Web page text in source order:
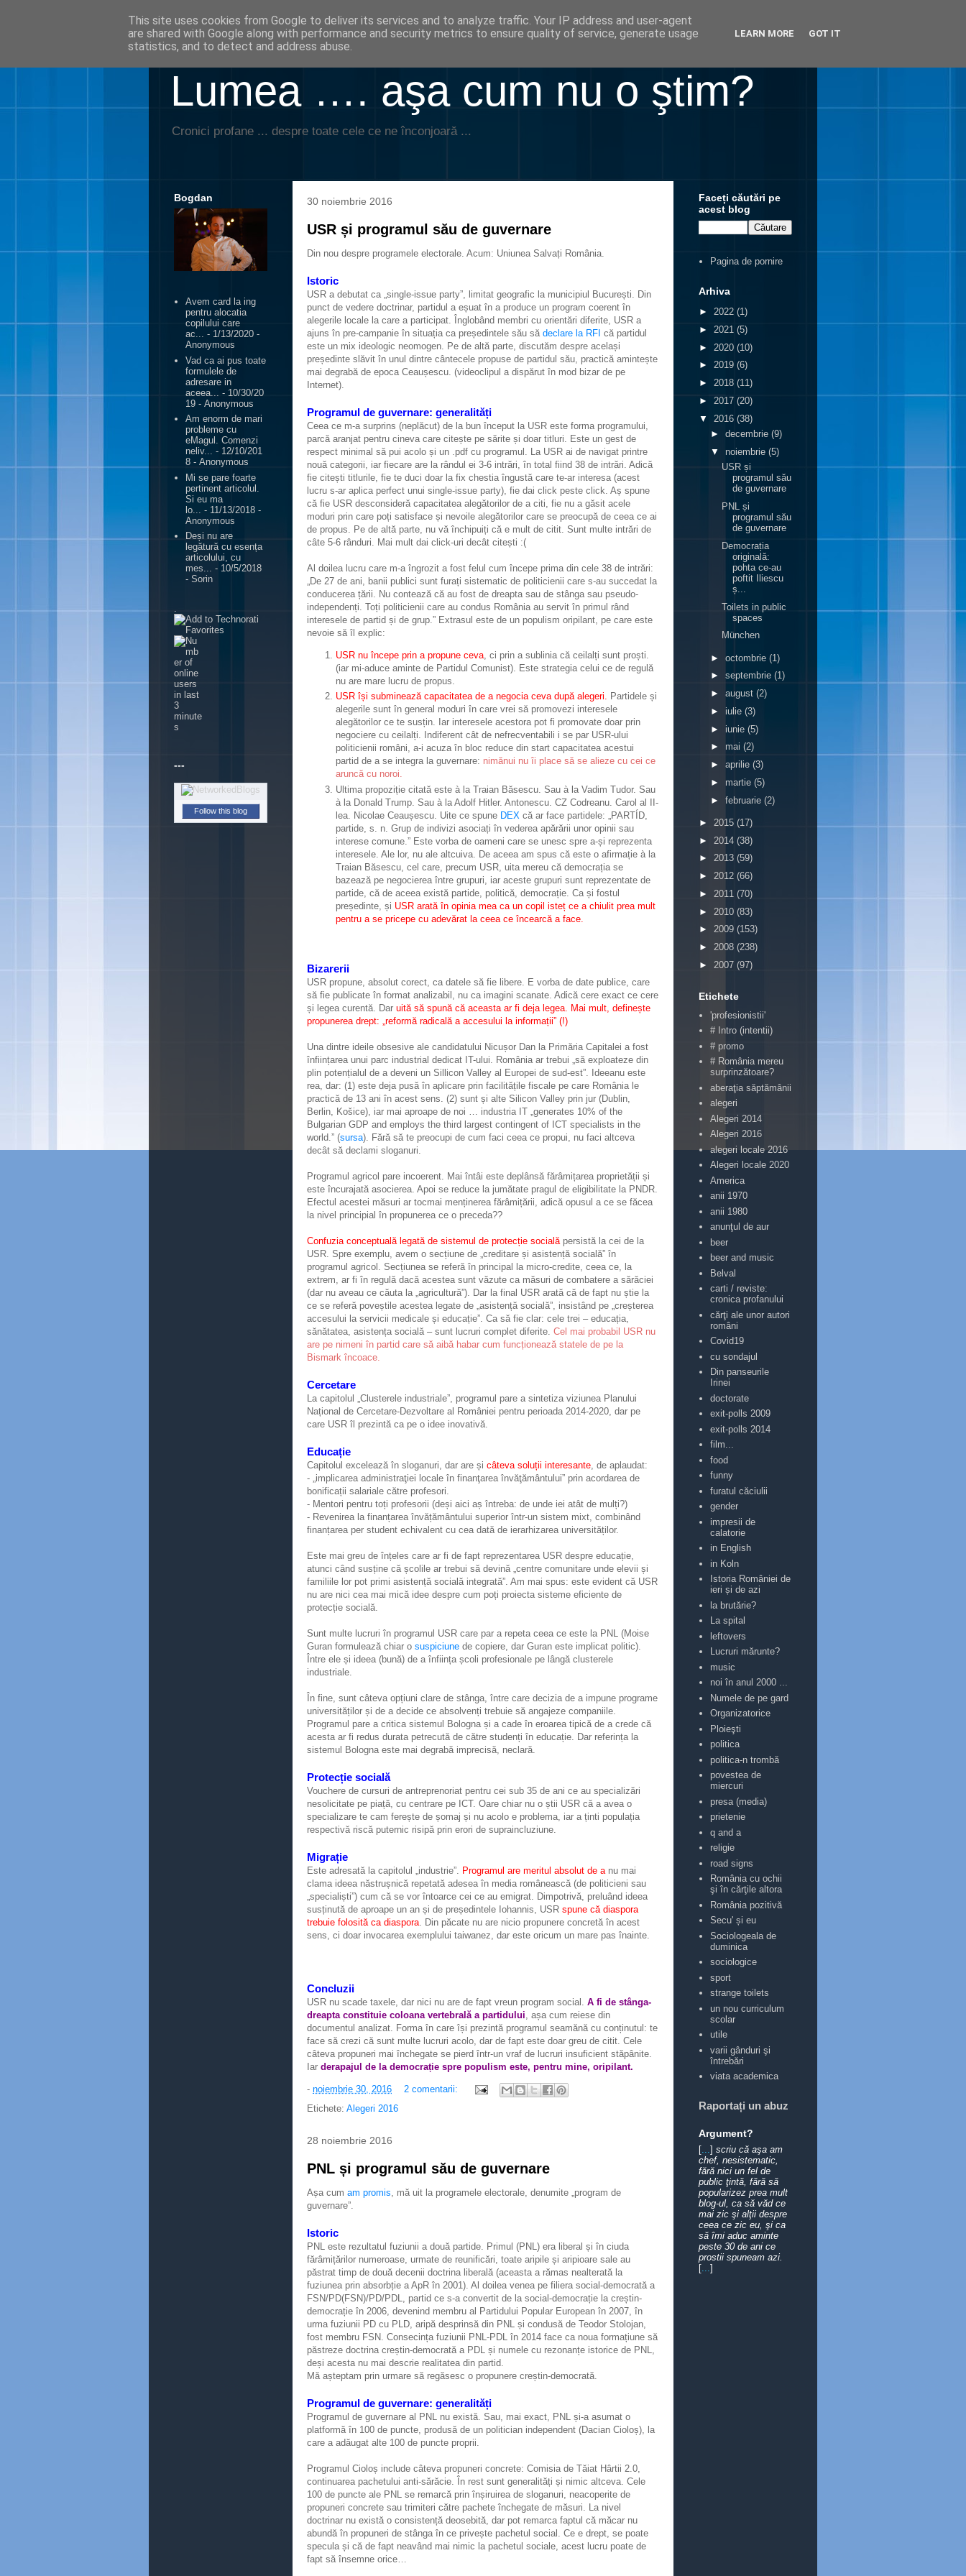
Lumea …. aşa cum nu o ştim?
Cronici profane ... despre toate cele ce ne înconjoară ...
30 noiembrie 2016
USR și programul său de guvernare
Din nou despre programele electorale. Acum: Uniunea Salvați România.
Istoric
USR a debutat ca „single-issue party”, limitat geografic la municipiul București. Din
punct de vedere doctrinar, partidul a eșuat în a produce un program coerent în
alegerile locale la care a participat. Înglobând membri cu orientări diferite, USR a
ajuns în pre-campanie în situația ca președintele său să declare la RFI că partidul
este un mix ideologic neomogen. Pe de altă parte, discutăm despre același
președinte slăvit în unul dintre cântecele propuse de partidul său, practică amintește
mai degrabă de epoca Ceaușescu. (videoclipul a dispărut în mod bizar de pe
Internet).
Programul de guvernare: generalități
Ceea ce m-a surprins (neplăcut) de la bun început la USR este forma programului,
parcă aranjat pentru cineva care citește pe sărite și doar titluri. Este un gest de
respect minimal să pui acolo și un .pdf cu programul. La USR ai de navigat printre
nouă categorii, iar fiecare are la rândul ei 3-6 intrări, în total fiind 38 de intrări. Adică
fie citești titlurile, fie te duci doar la fix chestia îngustă care te-ar interesa (acest
lucru s-ar aplica perfect unui single-issue party), fie dai click peste click. Aș spune
că fie USR desconsideră capacitatea alegătorilor de a citi, fie nu a găsit acele
moduri prin care poți satisface și nevoile alegătorilor care se preocupă de ceea ce ai
de propus. Pe de altă parte, nu vă închipuiți că e mult de citit. Sunt multe intrări de
câte 5-6 rânduri. Mai mult dai click-uri decât citești :(
Al doilea lucru care m-a îngrozit a fost felul cum începe prima din cele 38 de intrări:
„De 27 de ani, banii publici sunt furați sistematic de politicienii care s-au succedat la
conducerea țării. Nu contează că au fost de dreapta sau de stânga sau pseudo-
independenți. Toți politicienii care au condus România au servit în primul rând
interesele de partid și de grup.” Extrasul este de un populism oripilant, pe care este
nevoie să îl explic:
USR nu începe prin a propune ceva, ci prin a sublinia că ceilalți sunt proști.
(iar mi-aduce aminte de Partidul Comunist). Este strategia celui ce de regulă
nu are mare lucru de propus.
USR își subminează capacitatea de a negocia ceva după alegeri. Partidele și
alegerile sunt în general moduri în care vrei să promovezi interesele
alegătorilor ce te susțin. Iar interesele acestora pot fi promovate doar prin
negociere cu ceilalți. Indiferent cât de nefrecventabili i se par USR-ului
politicienii români, a-i acuza în bloc reduce din start capacitatea acestui
partid de a se integra la guvernare: nimănui nu îi place să se alieze cu cei ce
aruncă cu noroi.
Ultima propoziție citată este à la Traian Băsescu. Sau à la Vadim Tudor. Sau
à la Donald Trump. Sau à la Adolf Hitler. Antonescu. CZ Codreanu. Carol al II-
lea. Nicolae Ceaușescu. Uite ce spune DEX că ar face partidele: „PARTÍD,
partide, s. n. Grup de indivizi asociați în vederea apărării unor opinii sau
interese comune.” Este vorba de oameni care se unesc spre a-și reprezenta
interesele. Ale lor, nu ale altcuiva. De aceea am spus că este o afirmație à la
Traian Băsescu, cel care, precum USR, uita mereu că democrația se
bazează pe negocierea între grupuri, iar aceste grupuri sunt reprezentate de
partide, că de aceea există partide, politică, democrație. Ca și fostul
președinte, și USR arată în opinia mea ca un copil isteț ce a chiulit prea mult
pentru a se pricepe cu adevărat la ceea ce încearcă a face.
Bizarerii
USR propune, absolut corect, ca datele să fie libere. E vorba de date publice, care
să fie publicate în format analizabil, nu ca imagini scanate. Adică cere exact ce cere
și legea curentă. Dar uită să spună că aceasta ar fi deja legea. Mai mult, definește
propunerea drept: „reformă radicală a accesului la informații” (!)
Una dintre ideile obsesive ale candidatului Nicușor Dan la Primăria Capitalei a fost
înființarea unui parc industrial dedicat IT-ului. România ar trebui „să exploateze din
plin potențialul de a deveni un Sillicon Valley al Europei de sud-est”. Ideeanu este
rea, dar: (1) este deja pusă în aplicare prin facilitățile fiscale pe care România le
practică de 13 ani în acest sens. (2) sunt și alte Silicon Valley prin jur (Dublin,
Berlin, Košice), iar mai aproape de noi … industria IT „generates 10% of the
Bulgarian GDP and employs the third largest contingent of ICT specialists in the
world.” (sursa). Fără să te preocupi de cum faci ceea ce propui, nu faci altceva
decât să declami sloganuri.
Programul agricol pare incoerent. Mai întâi este deplânsă fărâmițarea proprietății și
este încurajată asocierea. Apoi se reduce la jumătate pragul de eligibilitate la PNDR.
Efectul acestei măsuri ar tocmai menținerea fărâmițării, adică opusul a ce se făcea
la nivel principial în propunerea ce o preceda??
Confuzia conceptuală legată de sistemul de protecție socială persistă la cei de la
USR. Spre exemplu, avem o secțiune de „creditare și asistență socială” în
programul agricol. Secțiunea se referă în principal la micro-credite, ceea ce, la
extrem, ar fi în regulă dacă acestea sunt văzute ca măsuri de combatere a sărăciei
(dar nu aveau ce căuta la „agricultură”). Dar la final USR arată că de fapt nu știe la
ce se referă poveștile acestea legate de „asistență socială”, insistând pe „creșterea
accesului la servicii medicale și educație”. Ca să fie clar: cele trei – educația,
sănătatea, asistența socială – sunt lucruri complet diferite. Cel mai probabil USR nu
are pe nimeni în partid care să aibă habar cum funcționează statele de pe la
Bismark încoace.
Cercetare
La capitolul „Clusterele industriale”, programul pare a sintetiza viziunea Planului
Național de Cercetare-Dezvoltare al României pentru perioada 2014-2020, dar pe
care USR îl prezintă ca pe o idee inovativă.
Educație
Capitolul excelează în sloganuri, dar are și câteva soluții interesante , de aplaudat:
- „implicarea administraţiei locale în finanţarea învăţământului” prin acordarea de
bonificații salariale către profesori.
- Mentori pentru toți profesorii (deși aici aș întreba: de unde iei atât de mulți?)
- Revenirea la finanțarea învățământului superior într-un sistem mixt, combinând
finanțarea per student echivalent cu cea dată de ierarhizarea universităților.
Este mai greu de înțeles care ar fi de fapt reprezentarea USR despre educație,
atunci când susține că școlile ar trebui să devină „centre comunitare unde elevii și
familiile lor pot primi asistență socială integrată”. Am mai spus: este evident că USR
nu are nici cea mai mică idee despre cum poți proiecta sisteme eficiente de
protecție socială.
Sunt multe lucruri în programul USR care par a repeta ceea ce este la PNL (Moise
Guran formulează chiar o suspiciune de copiere, dar Guran este implicat politic).
Între ele și ideea (bună) de a înființa școli profesionale pe lângă clusterele
industriale.
În fine, sunt câteva opțiuni clare de stânga, între care decizia de a impune programe
universităților și de a decide ce absolvenți trebuie să angajeze companiile.
Programul pare a critica sistemul Bologna și a cade în eroarea tipică de a crede că
acesta ar fi redus durata petrecută de către studenți în educație. Dar referința la
sistemul Bologna este mai degrabă imprecisă, neclară.
Protecție socială
Vouchere de cursuri de antreprenoriat pentru cei sub 35 de ani ce au specializări
nesolicitate pe piață, cu centrare pe ICT. Oare chiar nu o știi USR că a avea o
specializare te cam ferește de șomaj și nu acolo e problema, iar a ținti populația
respectivă riscă puternic risipă prin erori de supraincluziune.
Migrație
Este adresată la capitolul „industrie”. Programul are meritul absolut de a nu mai
clama ideea năstrușnică repetată adesea în media românească (de politicieni sau
„specialiști”) cum că se vor întoarce cei ce au emigrat. Dimpotrivă, preluând ideea
susținută de aproape un an și de președintele Iohannis, USR spune că diaspora
trebuie folosită ca diaspora . Din păcate nu are nicio propunere concretă în acest
sens, ci doar invocarea exemplului taiwanez, dar este oricum un mare pas înainte.
Concluzii
USR nu scade taxele, dar nici nu are de fapt vreun program social. A fi de stânga-
dreapta constituie coloana vertebrală a partidului , așa cum reiese din
documentul analizat. Forma în care își prezintă programul seamănă cu conținutul: te
face să crezi că sunt multe lucruri acolo, dar de fapt este doar greu de citit. Cele
câteva propuneri mai închegate se pierd într-un vraf de lucruri insuficient stăpânite.
Iar derapajul de la democrație spre populism este, pentru mine, oripilant.
- noiembrie 30, 2016
2 comentarii:
Etichete: Alegeri 2016
28 noiembrie 2016
PNL și programul său de guvernare
Așa cum am promis , mă uit la programele electorale, denumite „program de
guvernare”.
Istoric
PNL este rezultatul fuziunii a două partide. Primul (PNL) era liberal și în ciuda
fărâmițărilor numeroase, urmate de reunificări, toate aripile și aripioare sale au
păstrat timp de două decenii doctrina liberală (aceasta a rămas nealterată la
fuziunea prin absorbție a ApR în 2001). Al doilea venea pe filiera social-democrată a
FSN/PD(FSN)/PD/PDL, partid ce s-a convertit de la social-democrație la creștin-
democrație în 2006, devenind membru al Partidului Popular European în 2007, în
urma fuziunii PD cu PLD, aripă desprinsă din PNL și condusă de Teodor Stolojan,
fost membru FSN. Consecința fuziunii PNL-PDL în 2014 face ca noua formațiune să
păstreze doctrina creștin-democrată a PDL și numele cu rezonanțe istorice de PNL,
deși acesta nu mai descrie realitatea din partid.
Mă așteptam prin urmare să regăsesc o propunere creștin-democrată.
Programul de guvernare: generalități
Programul de guvernare al PNL nu există. Sau, mai exact, PNL și-a asumat o
platformă în 100 de puncte, produsă de un politician independent (Dacian Cioloș), la
care a adăugat alte 100 de puncte proprii.
Programul Cioloș include câteva propuneri concrete: Comisia de Tăiat Hârtii 2.0,
continuarea pachetului anti-sărăcie. În rest sunt generalități și nimic altceva. Cele
100 de puncte ale PNL se remarcă prin înșiruirea de sloganuri, neacoperite de
propuneri concrete sau trimiteri către pachete închegate de măsuri. La nivel
doctrinar nu există o consistență deosebită, dar pot remarca faptul că măcar nu
abundă în propuneri de stânga în ce privește pachetul social. Ce e drept, se poate
specula și că de fapt neavând mai nimic la pachetul sociale, acest lucru poate de
fapt să însemne orice…
Bogdan
Avem card la ing
pentru alocatia
copilului care
ac... - 1/13/2020 -
Anonymous
Vad ca ai pus toate
formulele de
adresare in
aceea...
- 10/30/20
19 - Anonymous
Am enorm de mari
probleme cu
eMagul. Comenzi
neliv... - 12/10/201
8 - Anonymous
Mi se pare foarte
pertinent articolul.
Si eu ma
lo...
- 11/13/2018 -
Anonymous
Deși nu are
legătură cu esența
articolului, cu
mes... - 10/5/2018
- Sorin
---
Follow this blog
Faceți căutări pe
acest blog
Pagina de pornire
Arhiva
► 2022 (1)
► 2021 (5)
► 2020 (10)
► 2019 (6)
► 2018 (11)
► 2017 (20)
▼ 2016 (38)
► decembrie (9)
▼ noiembrie (5)
USR și
programul său
de guvernare
PNL și
programul său
de guvernare
Democrația
originală:
pohta ce-au
poftit Iliescu
ș...
Toilets in public
spaces
München
► octombrie (1)
► septembrie (1)
► august (2)
► iulie (3)
► iunie (5)
► mai (2)
► aprilie (3)
► martie (5)
► februarie (2)
► 2015 (17)
► 2014 (38)
► 2013 (59)
► 2012 (66)
► 2011 (70)
► 2010 (83)
► 2009 (153)
► 2008 (238)
► 2007 (97)
Etichete
'profesionistii'
# Intro (intentii)
# promo
# România mereu
surprinzătoare?
aberaţia săptămânii
alegeri
Alegeri 2014
Alegeri 2016
alegeri locale 2016
Alegeri locale 2020
America
anii 1970
anii 1980
anunţul de aur
beer
beer and music
Belval
carti / reviste:
cronica profanului
cărţi ale unor autori
români
Covid19
cu sondajul
Din panseurile
Irinei
doctorate
exit-polls 2009
exit-polls 2014
film...
food
funny
furatul căciulii
gender
impresii de
calatorie
in English
in Koln
Istoria României de
ieri și de azi
la brutărie?
La spital
leftovers
Lucruri mărunte?
music
noi în anul 2000 ...
Numele de pe gard
Organizatorice
Ploieşti
politica
politica-n trombă
povestea de
miercuri
presa (media)
prietenie
q and a
religie
road signs
România cu ochii
şi în cărţile altora
România pozitivă
Secu' și eu
Sociologeala de
duminica
sociologice
sport
strange toilets
un nou curriculum
scolar
utile
varii gânduri şi
întrebări
viata academica
Raportați un abuz
Argument?
[...] scriu că aşa am
chef, nesistematic,
fără nici un fel de
public ţintă, fără să
popularizez prea mult
blog-ul, ca să văd ce
mai zic şi alţii despre
ceea ce zic eu, şi ca
să îmi aduc aminte
peste 30 de ani ce
prostii spuneam azi.
[...]
This site uses cookies from Google to deliver its services and to analyze traffic. Your IP address and user-agent
are shared with Google along with performance and security metrics to ensure quality of service, generate usage
statistics, and to detect and address abuse.
LEARN MORE GOT IT